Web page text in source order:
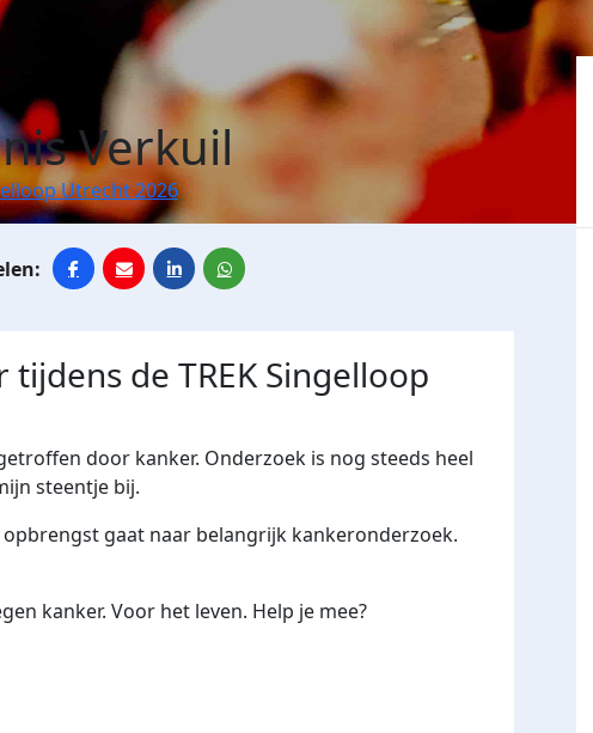
Verkuil
Utrecht 2026
de TREK Singelloop
door kanker. Onderzoek is nog steeds heel
steentje bij.
gaat naar belangrijk kankeronderzoek.
kanker. Voor het leven. Help je mee?